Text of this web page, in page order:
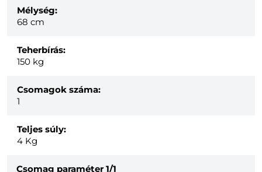
Mélység:
68 cm
Teherbírás:
150 kg
Csomagok száma:
1
Teljes súly:
4 Kg
Csomag paraméter 1/1